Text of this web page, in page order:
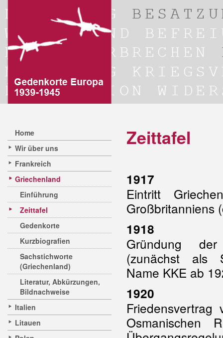
Home
Wir über uns
Frankreich
Griechenland
Einführung
Zeittafel
Gedenkorte
Kurzbiografien
Sachstichworte
(Griechenland)
Literatur, Abkürzungen,
Bildnachweise
Italien
Litauen
Zeittafel
1917
Eintritt
Großbritanniens
1918
Gründung der
(zunächst als
Name KKE ab
1920
Osmanischen